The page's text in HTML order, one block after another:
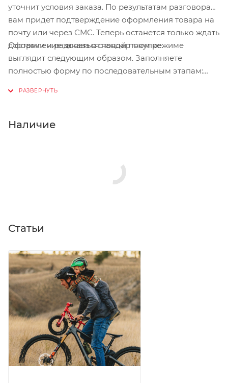
уточнит условия заказа. По результатам разговора
вам придет подтверждение оформления товара на
почту или через СМС. Теперь останется только ждать
доставки и радоваться новой покупке.
Оформление заказа в стандартном режиме
выглядит следующим образом. Заполняете
полностью форму по последовательным этапам:
Нажмите кнопку «Оформить заказ».
Наличие
Статьи